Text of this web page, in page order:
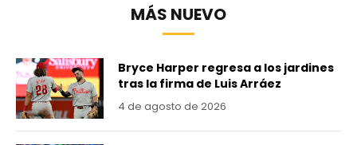
MÁS NUEVO
Bryce Harper regresa a los jardines
tras la firma de Luis Arráez
4 de agosto de 2026